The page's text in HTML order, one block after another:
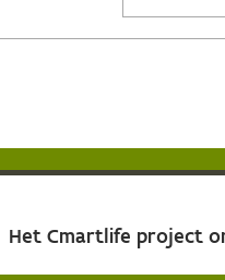
Het Cmartlife project